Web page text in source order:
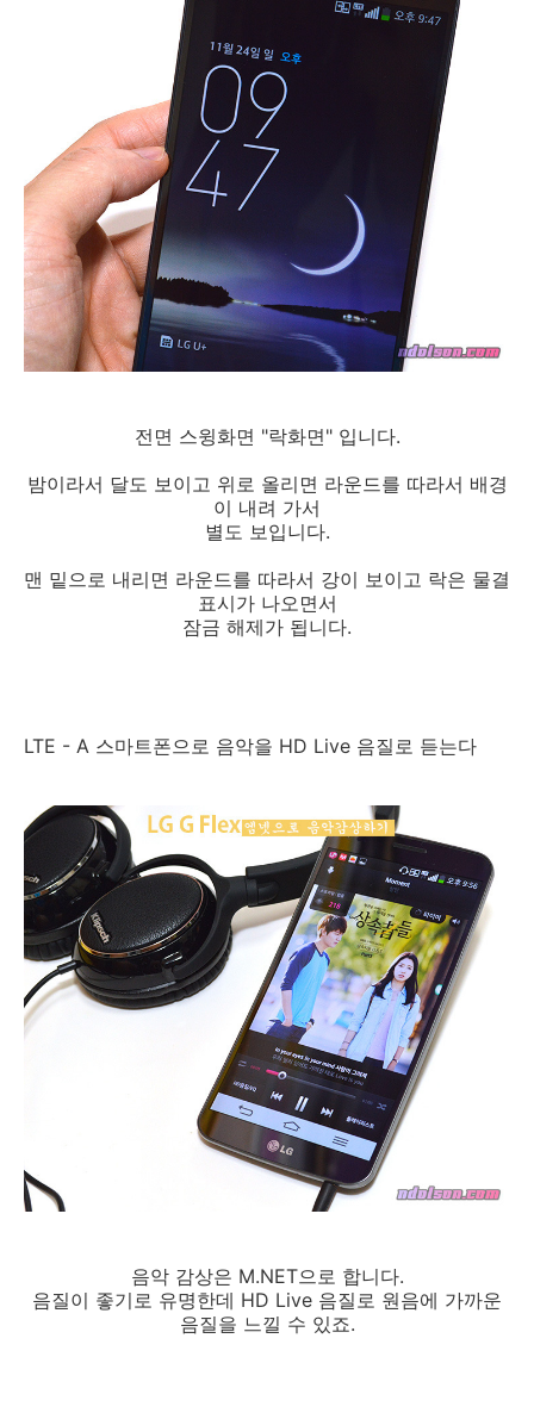
전면 스윙화면 "락화면" 입니다.
밤이라서 달도 보이고 위로 올리면 라운드를 따라서 배경
이 내려 가서
별도 보입니다.
맨 밑으로 내리면 라운드를 따라서 강이 보이고 락은 물결
표시가 나오면서
잠금 해제가 됩니다.
LTE - A 스마트폰으로 음악을 HD Live 음질로 듣는다
음악 감상은 M.NET으로 합니다.
음질이 좋기로 유명한데 HD Live 음질로 원음에 가까운
음질을 느낄 수 있죠.